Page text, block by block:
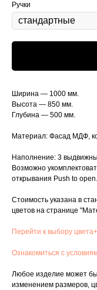
Ручки
Ширина — 1000 мм.
Высота — 850 мм.
Глубина — 500 мм.
Материал: Фасад МДФ,
Наполнение: 3
Возможно
открывания Push to open.
Стоимость указана в
цветов на странице
Перейти к выбору цвета+
Ознакомиться с
Любое изделие может
изменением размеров,